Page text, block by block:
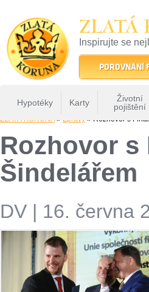
ZLATÁ
Inspirujte se
22 let tradice a
POROVNÁNÍ
Hypotéky Karty
Životní
pojištění
ZLATÁ KORUNA» Zprávy » Rozhovor s
Rozhovor s
Šindelářem
DV | 16. června